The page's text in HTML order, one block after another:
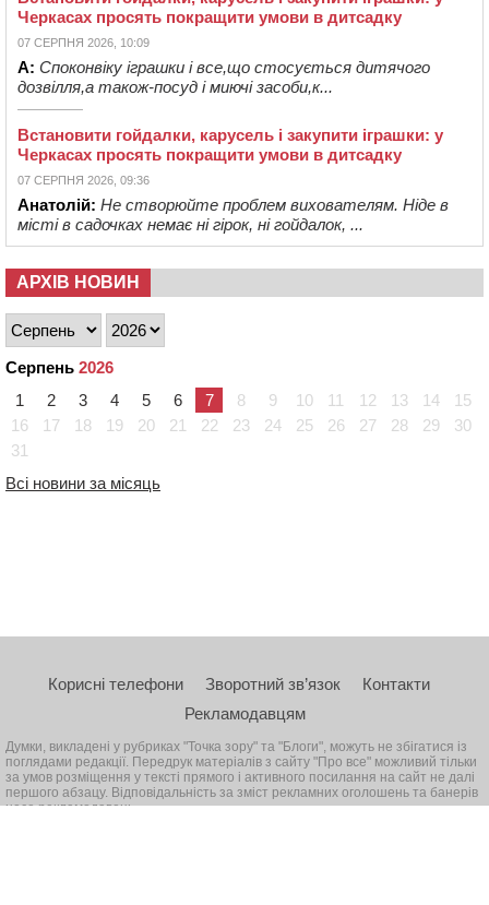
Черкасах просять покращити умови в дитсадку
07 СЕРПНЯ 2026, 10:09
А: Споконвіку іграшки і все,що стосується дитячого
дозвілля,а також-посуд і миючі засоби,к...
Встановити гойдалки, карусель і закупити іграшки: у
Черкасах просять покращити умови в дитсадку
07 СЕРПНЯ 2026, 09:36
Анатолій: Не створюйте проблем вихователям. Ніде в
місті в садочках немає ні гірок, ні гойдалок, ...
АРХІВ НОВИН
Серпень 2026
1
2 3 4 5 6 7 8 9 10 11 12 13 14
15
16
17 18 19 20 21 22 23 24 25 26 27 28 29
30
31
Всі новини за місяць
Корисні телефони Зворотний зв’язок
Контакти
Рекламодавцям
Думки, викладені у рубриках "Точка зору" та "Блоги", можуть не збігатися із
поглядами редакції. Передрук матеріалів з сайту "Про все" можливий тільки
за умов розміщення у тексті прямого і активного посилання на сайт не далі
першого абзацу. Відповідальність за зміст рекламних оголошень та банерів
несе рекламодавець